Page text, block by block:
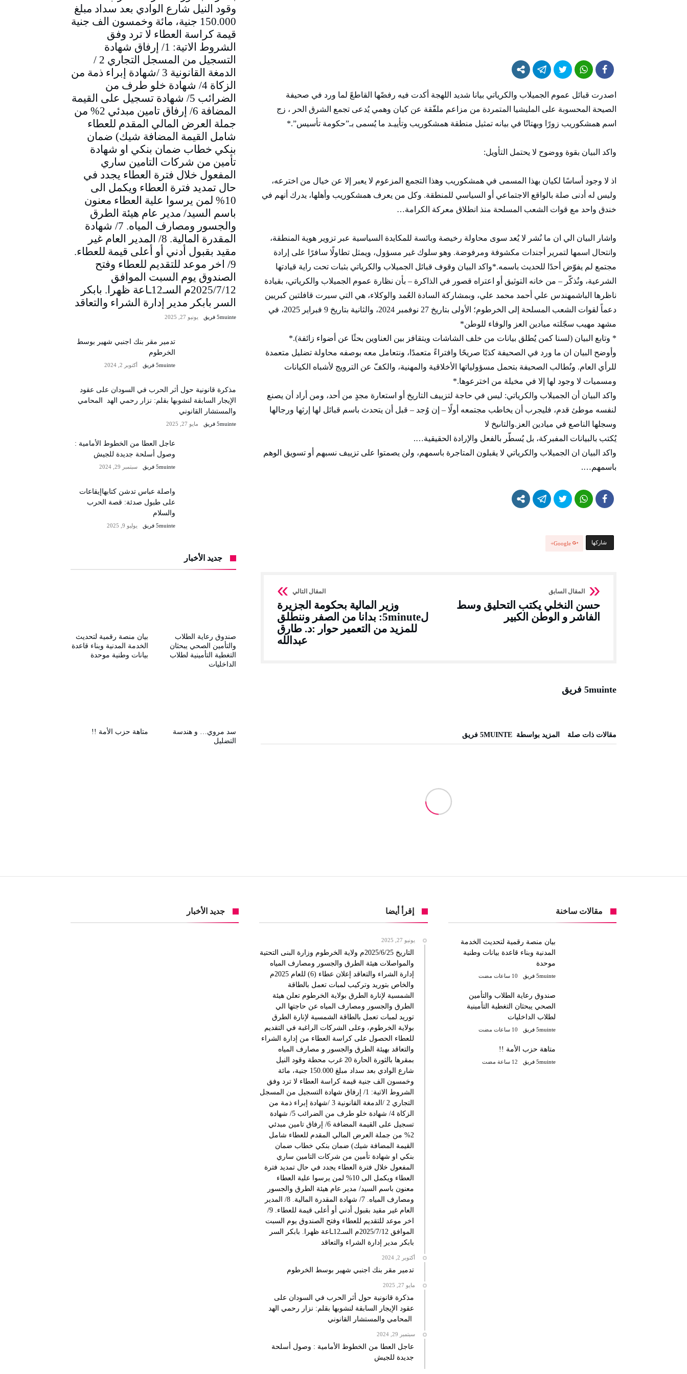
اصدرت قبائل عموم الجميلاب والكرياتي بيانا شديد اللهجة أكدت فيه رفضًها القاطعً لما ورد في صحيفة
الصيحة المحسوبة على المليشيا المتمردة من مزاعم ملفّقة عن كيان وهمي يُدعى تجمع الشرق الحر ، زج
اسم همشكوريب زورًا وبهتانًا في بيانه تمثيل منطقة همشكوريب وتأييـد ما يُسمى بـ”حكومة تأسيس”.*
واكد البيان بقوة ووضوح لا يحتمل التأويل:
اذ لا وجود أساسًا لكيان بهذا المسمى في همشكوريب وهذا التجمع المزعوم لا يعبر إلا عن خيال من اخترعه،
وليس له أدنى صلة بالواقع الاجتماعي أو السياسي للمنطقة. وكل من يعرف همشكوريب وأهلها، يدرك أنهم في
خندق واحد مع قوات الشعب المسلحة منذ انطلاق معركة الكرامة…
واشار البيان الي ان ما نُشر لا يُعد سوى محاولة رخيصة وبائسة للمكايدة السياسية عبر تزوير هوية المنطقة،
وانتحال اسمها لتمرير أجندات مكشوفة ومرفوضة. وهو سلوك غير مسؤول، ويمثل تطاولًا سافرًا على إرادة
مجتمع لم يفوّض أحدًا للحديث باسمه.*واكد البيان وقوف قبائل الجميلاب والكرياتي بثبات تحت راية قيادتها
الشرعية، ونُذكّر – من خانه التوثيق أو اعتراه قصور في الذاكرة – بأن نظارة عموم الجميلاب والكرياتي، بقيادة
ناظرها الباشمهندس علي أحمد محمد علي، وبمشاركة السادة العُمد والوكلاء، هي التي سيرت قافلتين كبريين
دعماً لقوات الشعب المسلحة إلى الخرطوم؛ الأولى بتاريخ 27 نوفمبر 2024، والثانية بتاريخ 9 فبراير 2025، في
مشهد مهيب سجّلته ميادين العز والوفاء للوطن*
* وتابع البيان (لسنا كمن يُطلق بيانات من خلف الشاشات ويتقافز بين العناوين بحثًا عن أضواء زائفة).*
وأوضح البيان ان ما ورد في الصحيفة كذبًا صريحًا وافتراءً متعمدًا، ونتعامل معه بوصفه محاولة تضليل متعمدة
للرأي العام. ونُطالب الصحيفة بتحمل مسؤولياتها الأخلاقية والمهنية، والكفّ عن الترويج لأشباه الكيانات
ومسميات لا وجود لها إلا في مخيلة من اخترعوها.*
واكد البيان أن الجميلاب والكرياتي: ليس في حاجة لتزييف التاريخ أو استعارة مجدٍ من أحد، ومن أراد أن يصنع
لنفسه موطئ قدم، فليجرب أن يخاطب مجتمعه أولًا – إن وُجد – قبل أن يتحدث باسم قبائل لها إرثها ورجالها
وسجلها الناصع في ميادين العز.والتاىيخ لا
يُكتب بالبيانات المفبركة، بل يُسطّر بالفعل والإرادة الحقيقية….
واكد البيان ان الجميلاب والكرياتي لا يقبلون المتاجرة باسمهم، ولن يصمتوا على تزييف نسبهم أو تسويق الوهم
باسمهم….
‫‫ شاركها‬ Google+
حسن النخلي يكتب التحليق وسط
الفاشر و الوطن الكبير
وزير المالية بحكومة الجزيرة
ل5minute: بدانا من الصفر وننطلق
للمزيد من التعمير حوار :د. طارق
عبدالله
5muinte فريق
‫مقالات ذات صلة‬ ‫‫المزيد بواسطة‬ ‬ 5MUINTE فريق
وقود النيل شارع الوادي بعد سداد مبلغ
150.000 جنية، مائة وخمسون الف جنية
قيمة كراسة العطاء لا ترد وفق
الشروط الاتية: 1/ إرفاق شهادة
التسجيل من المسجل التجاري 2 /
الدمغة القانونية 3 /شهادة إبراء ذمة من
الزكاة 4/ شهادة خلو طرف من
الضرائب 5/ شهادة تسجيل على القيمة
المضافة 6/ إرفاق تامين مبدئي 2% من
جملة العرض المالي المقدم للعطاء
شامل القيمة المضافة شيك) ضمان
بنكي خطاب ضمان بنكي او شهادة
تأمين من شركات التامين ساري
المفعول خلال فترة العطاء يجدد في
حال تمديد فترة العطاء ويكمل الى
10% لمن يرسوا علية العطاء معنون
باسم السيد/ مدير عام هيئة الطرق
والجسور ومصارف المياه. 7/ شهادة
المقدرة المالية. 8/ المدير العام غير
مقيد بقبول أدني أو أعلى قيمة للعطاء.
9/ اخر موعد للتقديم للعطاء وفتح
الصندوق يوم السبت الموافق
2025/7/12م السـ12ـاعة ظهرا. بابكر
السر بابكر مدير إدارة الشراء والتعاقد
5muinte فريق يونيو 27, 2025
تدمير مقر بنك اجنبي شهير بوسط
الخرطوم
5muinte فريق أكتوبر 2, 2024
مذكرة قانونية حول أثر الحرب في السودان على عقود
الإيجار السابقة لنشوبها بقلم: نزار رحمي الهد المحامي
والمستشار القانوني
5muinte فريق مايو 27, 2025
عاجل العطا من الخطوط الأمامية :
وصول أسلحة جديدة للجيش
5muinte فريق سبتمبر 29, 2024
واصلة عباس تدشن كتابهاإيقاعات
على طبول صدئة: قصة الحرب
والسلام
5muinte فريق يوليو 9, 2025
جديد الأخبار
بيان منصة رقمية لتحديث
الخدمة المدنية وبناء قاعدة
بيانات وطنية موحدة
صندوق رعاية الطلاب
والتأمين الصحي يبحثان
التغطية التأمينية لطلاب
الداخليات
متاهة حزب الأمة !!
سد مروي… و هندسة
التضليل
مقالات ساخنة
بيان منصة رقمية لتحديث الخدمة
المدنية وبناء قاعدة بيانات وطنية
موحدة
5muinte فريق
صندوق رعاية الطلاب والتأمين
الصحي يبحثان التغطية التأمينية
لطلاب الداخليات
5muinte فريق
متاهة حزب الأمة !!
5muinte فريق
إقرأ أيضا
يونيو 27, 2025
التاريخ 2025/6/25م ولاية الخرطوم وزارة البنى التحتية
والمواصلات هيئة الطرق والجسور ومصارف المياه
إدارة الشراء والتعاقد إعلان عطاء (6) للعام 2025م
والخاص بتوريد وتركيب لمبات تعمل بالطاقة
الشمسية لإنارة الطرق بولاية الخرطوم تعلن هيئة
الطرق والجسور ومصارف المياه عن حاجتها الي
توريد لمبات تعمل بالطاقة الشمسية لإنارة الطرق
بولاية الخرطوم، وعلى الشركات الراغبة في التقديم
للعطاء الحصول على كراسة العطاء من إدارة الشراء
والتعاقد بهيئة الطرق والجسور و مصارف المياه
بمقرها بالثورة الحارة 20 غرب محطة وقود النيل
شارع الوادي بعد سداد مبلغ 150.000 جنية، مائة
وخمسون الف جنية قيمة كراسة العطاء لا ترد وفق
الشروط الاتية: 1/ إرفاق شهادة التسجيل من المسجل
التجاري 2 /الدمغة القانونية 3 /شهادة إبراء ذمة من
الزكاة 4/ شهادة خلو طرف من الضرائب 5/ شهادة
تسجيل على القيمة المضافة 6/ إرفاق تامين مبدئي
2% من جملة العرض المالي المقدم للعطاء شامل
القيمة المضافة شيك) ضمان بنكي خطاب ضمان
بنكي او شهادة تأمين من شركات التامين ساري
المفعول خلال فترة العطاء يجدد في حال تمديد فترة
العطاء ويكمل الى 10% لمن يرسوا علية العطاء
معنون باسم السيد/ مدير عام هيئة الطرق والجسور
ومصارف المياه. 7/ شهادة المقدرة المالية. 8/ المدير
العام غير مقيد بقبول أدني أو أعلى قيمة للعطاء. 9/
اخر موعد للتقديم للعطاء وفتح الصندوق يوم السبت
الموافق 2025/7/12م السـ12ـاعة ظهرا. بابكر السر
بابكر مدير إدارة الشراء والتعاقد
أكتوبر 2, 2024
تدمير مقر بنك اجنبي شهير بوسط الخرطوم
مايو 27, 2025
مذكرة قانونية حول أثر الحرب في السودان على
عقود الإيجار السابقة لنشوبها بقلم: نزار رحمي الهد
المحامي والمستشار القانوني
سبتمبر 29, 2024
عاجل العطا من الخطوط الأمامية : وصول أسلحة
جديدة للجيش
جديد الأخبار